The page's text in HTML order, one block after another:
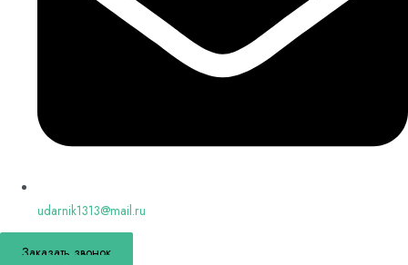
udarnik1313@mail.ru
Заказать звонок